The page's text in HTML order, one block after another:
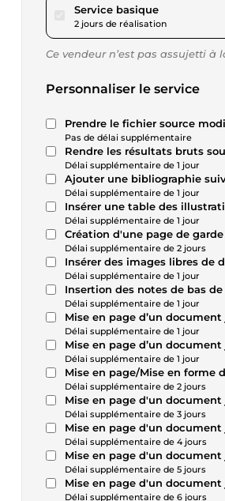
Service basiquepour 17,34
2 jours de réalisation
Ce vendeur n’est pas assujetti à
Personnaliser le service
Prendre le fichier source
Pas de délai supplémentaire
Rendre les résultats bruts
Délai supplémentaire de 1 jour
Ajouter une bibliographie
Délai supplémentaire de 1 jour
Insérer une table des
Délai supplémentaire de 1 jour
Création d'une page de garde
Délai supplémentaire de 2 jours
Insérer des images libres de
Délai supplémentaire de 1 jour
Insertion des notes de bas
Délai supplémentaire de 1 jour
Mise en page d’un document
Délai supplémentaire de 1 jour
Mise en page d’un document
Délai supplémentaire de 1 jour
Mise en page/Mise en forme
Délai supplémentaire de 2 jours
Mise en page d'un
Délai supplémentaire de 3 jours
Mise en page d'un
Délai supplémentaire de 4 jours
Mise en page d'un document
Délai supplémentaire de 5 jours
Mise en page d'un document
Délai supplémentaire de 6 jours